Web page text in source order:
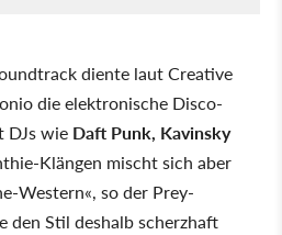
diente laut Creative
die elektronische Disco-
DJs wie Daft Punk, Kavinsky
Klängen mischt sich aber
Western«, so der Prey-
den Stil deshalb scherzhaft